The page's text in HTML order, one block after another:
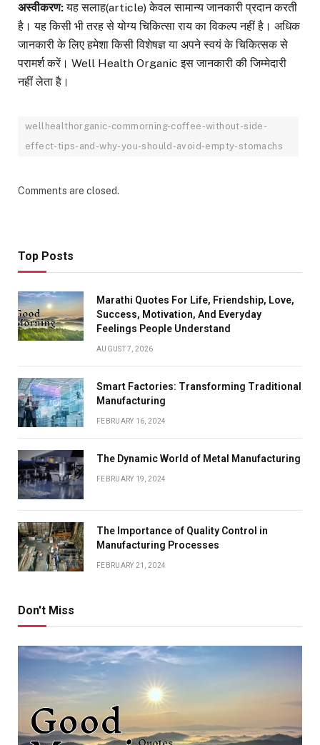
अस्वीकरण:यह सलाह(article) केवल सामान्य जानकारी प्रदान करती
है। यह किसी भी तरह से योग्य चिकित्सा राय का विकल्प नहीं है। अधिक
जानकारी के लिए हमेशा किसी विशेषज्ञ या अपने स्वयं के चिकित्सक से
परामर्श करें। Well Health Organic इस जानकारी की जिम्मेदारी
नहीं लेता है।
wellhealthorganic-commorning-coffee-without-side-
effect-tips-and-why-you-should-avoid-empty-stomachs
Comments are closed.
Top Posts
Marathi Quotes For Life, Friendship, Love,
Success, Motivation, And Everyday
Feelings People Understand
AUGUST 7, 2026
Smart Factories: Transforming Traditional
Manufacturing
FEBRUARY 16, 2024
The Dynamic World of Metal Manufacturing
FEBRUARY 19, 2024
The Importance of Quality Control in
Manufacturing Processes
FEBRUARY 21, 2024
Don't Miss